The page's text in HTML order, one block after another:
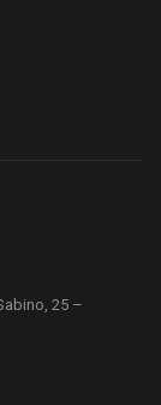
25 –